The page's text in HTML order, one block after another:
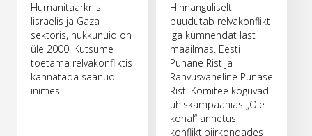
Humanitaarkriis
Iisraelis ja Gaza
sektoris, hukkunuid on
üle 2000. Kutsume
toetama relvakonfliktis
kannatada saanud
inimesi.
Hinnanguliselt
puudutab relvakonflikt
iga kümnendat last
maailmas. Eesti
Punane Rist ja
Rahvusvaheline Punase
Risti Komitee koguvad
ühiskampaanias „Ole
kohal“ annetusi
konfliktipiirkondades